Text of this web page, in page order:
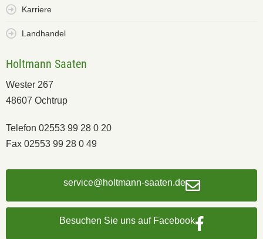
Karriere
Landhandel
Holtmann Saaten
Wester 267
48607 Ochtrup
Telefon 02553 99 28 0 20
Fax 02553 99 28 0 49
service@holtmann-saaten.de
Besuchen Sie uns auf Facebook